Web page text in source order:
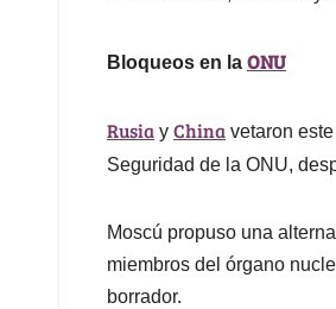
Bloqueos en la ONU
Rusia y China vetaron
Seguridad de la ONU,
Moscú propuso una
miembros del órgano
borrador.